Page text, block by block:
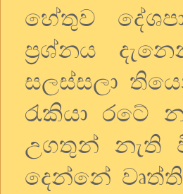
හේතුව
ප්‍රශ්නය
සලස්සලා
රැකියා රටේ
උගතුන් නැති
දෙන්නේ